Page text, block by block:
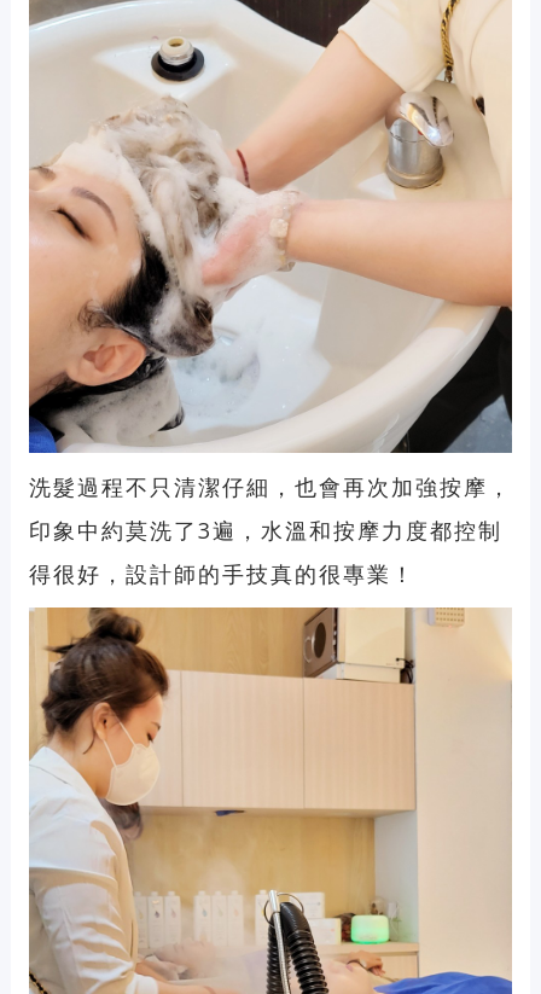
洗髮過程不只清潔仔細，也會再次加強按摩，
印象中約莫洗了3遍，水溫和按摩力度都控制
得很好，設計師的手技真的很專業！